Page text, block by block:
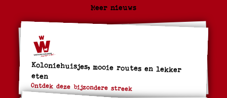
Meer nieuws
Koloniehuisjes, mooie routes en lekker
eten
Ontdek deze bijzondere streek